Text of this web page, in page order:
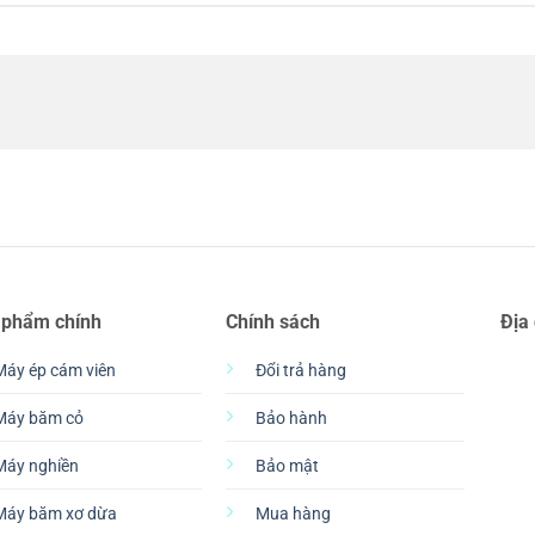
chính
ép cám viên
băm cỏ
nghiền
băm xơ dừa
Chính sách
Đổi trả hàng
Bảo hành
Bảo mật
Mua hàng
Địa